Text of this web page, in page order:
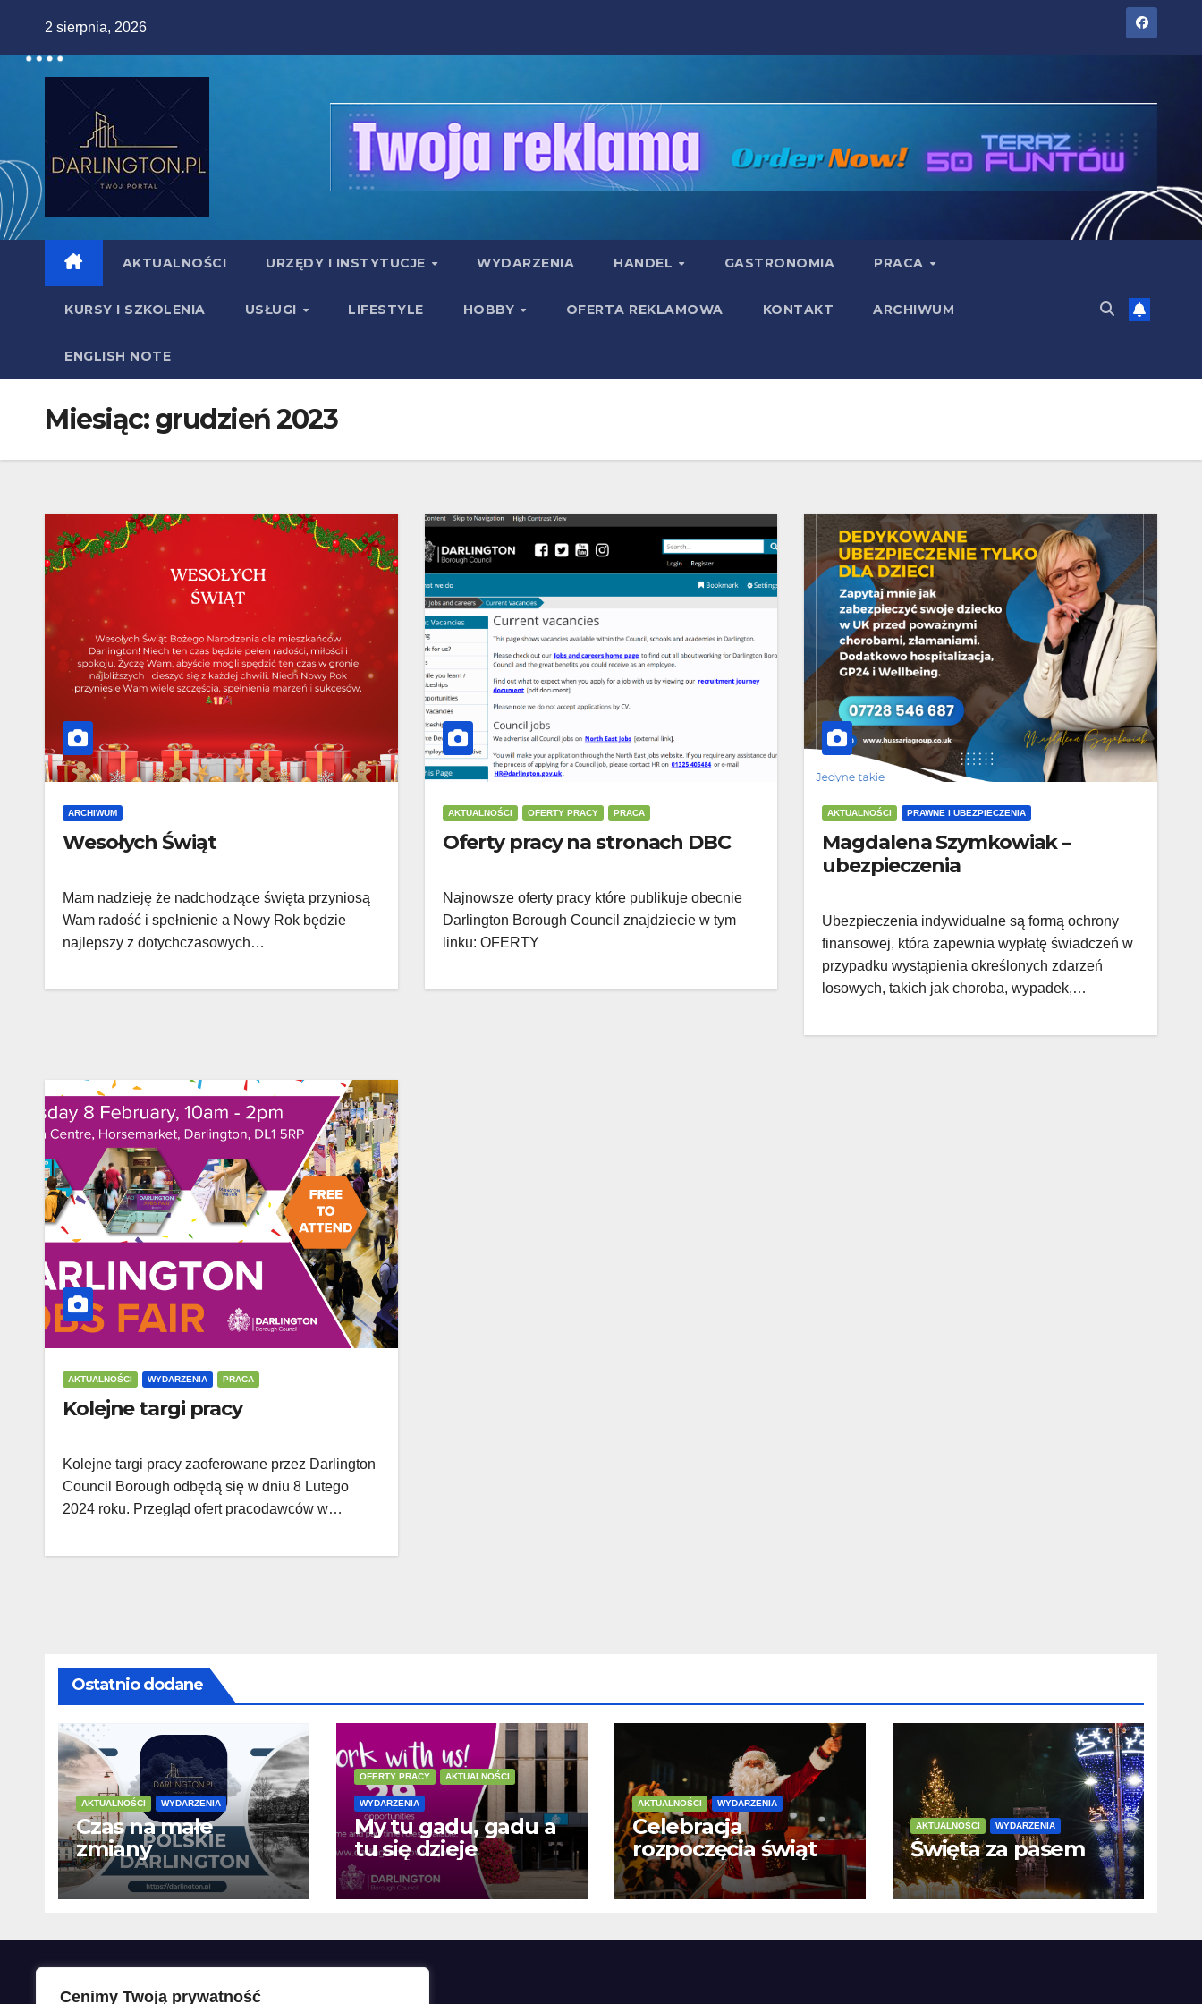
Cenimy Twoją prywatność
content
2 sierpnia, 2026
AKTUALNOŚCI URZĘDY I INSTYTUCJE WYDARZENIA HANDEL GASTRONOMIA PRACA
KURSY I SZKOLENIA USŁUGI LIFESTYLE HOBBY OFERTA REKLAMOWA KONTAKT ARCHIWUM
ENGLISH NOTE
Miesiąc:grudzień 2023
ARCHIWUM
Wesołych Świąt
Mam nadzieję że nadchodzące święta przyniosą
Wam radość i spełnienie a Nowy Rok będzie
najlepszy z dotychczasowych…
AKTUALNOŚCI OFERTY PRACY PRACA
Oferty pracy na stronach DBC
Najnowsze oferty pracy które publikuje obecnie
Darlington Borough Council znajdziecie w tym
linku: OFERTY
AKTUALNOŚCI PRAWNE I UBEZPIECZENIA
Magdalena Szymkowiak –
ubezpieczenia
Ubezpieczenia indywidualne są formą ochrony
finansowej, która zapewnia wypłatę świadczeń w
przypadku wystąpienia określonych zdarzeń
losowych, takich jak choroba, wypadek,…
AKTUALNOŚCI WYDARZENIA PRACA
Kolejne targi pracy
Kolejne targi pracy zaoferowane przez Darlington
Council Borough odbędą się w dniu 8 Lutego
2024 roku. Przegląd ofert pracodawców w…
Ostatnio dodane
AKTUALNOŚCI WYDARZENIA
Czas na małe
zmiany
OFERTY PRACY AKTUALNOŚCI
WYDARZENIA
My tu gadu, gadu a
tu się dzieje
AKTUALNOŚCI WYDARZENIA
Celebracja
rozpoczęcia świąt
AKTUALNOŚCI WYDARZENIA
Święta za pasem